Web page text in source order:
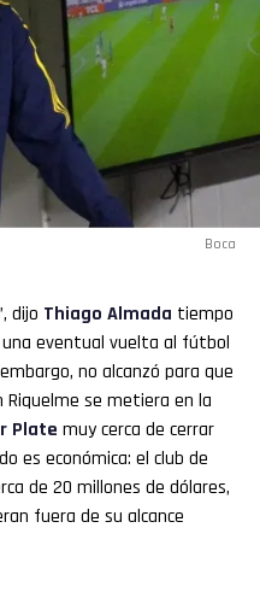
Boca
dijo Thiago Almada tiempo
eventual vuelta al fútbol
no alcanzó para que
se metiera en la
Plate muy cerca de cerrar
es económica: el club de
de 20 millones de dólares,
fuera de su alcance